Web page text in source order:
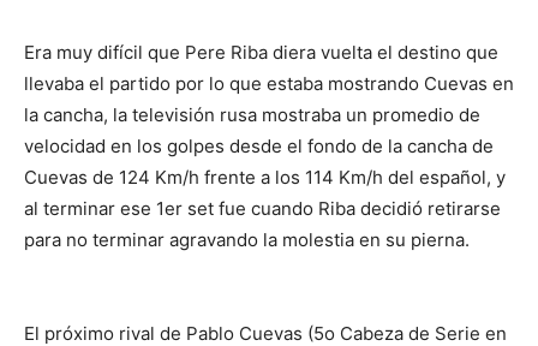
Era muy difícil que Pere Riba diera vuelta el destino que
llevaba el partido por lo que estaba mostrando Cuevas en
la cancha, la televisión rusa mostraba un promedio de
velocidad en los golpes desde el fondo de la cancha de
Cuevas de 124 Km/h frente a los 114 Km/h del español, y
al terminar ese 1er set fue cuando Riba decidió retirarse
para no terminar agravando la molestia en su pierna.
El próximo rival de Pablo Cuevas (5o Cabeza de Serie en